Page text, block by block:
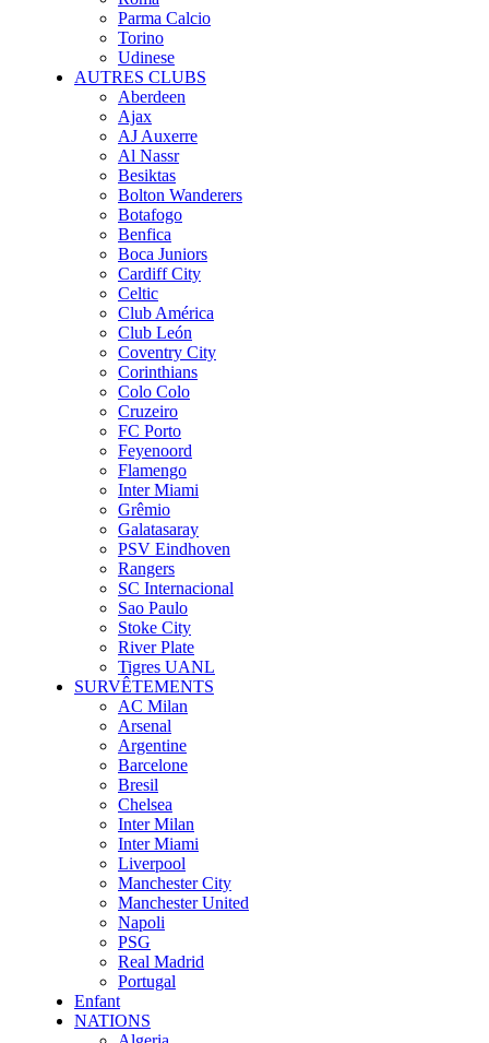
Parma Calcio
Torino
Udinese
AUTRES CLUBS
Aberdeen
Ajax
AJ Auxerre
Al Nassr
Besiktas
Bolton Wanderers
Botafogo
Benfica
Boca Juniors
Cardiff City
Celtic
Club América
Club León
Coventry City
Corinthians
Colo Colo
Cruzeiro
FC Porto
Feyenoord
Flamengo
Inter Miami
Grêmio
Galatasaray
PSV Eindhoven
Rangers
SC Internacional
Sao Paulo
Stoke City
River Plate
Tigres UANL
SURVÊTEMENTS
AC Milan
Arsenal
Argentine
Barcelone
Bresil
Chelsea
Inter Milan
Inter Miami
Liverpool
Manchester City
Manchester United
Napoli
PSG
Real Madrid
Portugal
Enfant
NATIONS